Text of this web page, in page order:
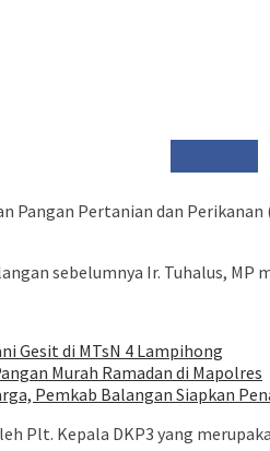
Pangan Pertanian dan
sebelumnya Ir. Tuhalus,
Gesit di MTsN 4 Lampihong
Murah Ramadan di Mapolres
Pemkab Balangan Siapkan
Plt. Kepala DKP3 yang